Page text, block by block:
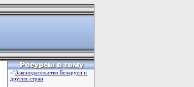
Законодательство Беларуси и
других стран